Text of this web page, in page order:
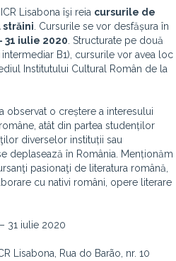
Lisabona îşi reia cursurile de
străini . Cursurile se vor desfășura în
31 iulie 2020 . Structurate pe două
B1), cursurile vor avea loc
Institutului Cultural Român de la
observat o creștere a interesului
atât din partea studenților
diverselor instituții sau
deplasează în România. Menționăm
pasionaţi de literatura română,
cu nativi români, opere literare
31 iulie 2020
Lisabona, Rua do Barão, nr. 10